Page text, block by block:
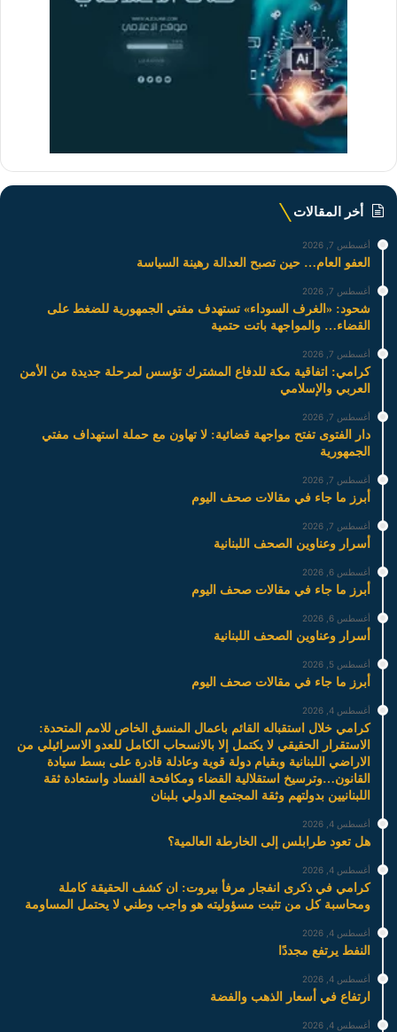
أخر المقالات
أغسطس 7, 2026
العفو العام… حين تصبح العدالة رهينة السياسة
أغسطس 7, 2026
شحود: «الغرف السوداء» تستهدف مفتي الجمهورية للضغط على
القضاء… والمواجهة باتت حتمية
أغسطس 7, 2026
كرامي: اتفاقية مكة للدفاع المشترك تؤسس لمرحلة جديدة من الأمن
العربي والإسلامي
أغسطس 7, 2026
دار الفتوى تفتح مواجهة قضائية: لا تهاون مع حملة استهداف مفتي
الجمهورية
أغسطس 7, 2026
أبرز ما جاء في مقالات صحف اليوم
أغسطس 7, 2026
أسرار وعناوين الصحف اللبنانية
أغسطس 6, 2026
أبرز ما جاء في مقالات صحف اليوم
أغسطس 6, 2026
أسرار وعناوين الصحف اللبنانية
أغسطس 5, 2026
أبرز ما جاء في مقالات صحف اليوم
أغسطس 4, 2026
كرامي خلال استقباله القائم باعمال المنسق الخاص للامم المتحدة:
الاستقرار الحقيقي لا يكتمل إلا بالانسحاب الكامل للعدو الاسرائيلي من
الاراضي اللبنانية وبقيام دولة قوية وعادلة قادرة على بسط سيادة
القانون…وترسيخ استقلالية القضاء ومكافحة الفساد واستعادة ثقة
اللبنانيين بدولتهم وثقة المجتمع الدولي بلبنان
أغسطس 4, 2026
هل تعود طرابلس إلى الخارطة العالمية؟
أغسطس 4, 2026
كرامي في ذكرى انفجار مرفأ بيروت: ان كشف الحقيقة كاملة
ومحاسبة كل من تثبت مسؤوليته هو واجب وطني لا يحتمل المساومة
أغسطس 4, 2026
النفط يرتفع مجددًا
أغسطس 4, 2026
ارتفاع في أسعار الذهب والفضة
أغسطس 4, 2026